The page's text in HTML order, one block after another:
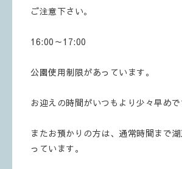
ご注意下さい。
16:00～17:00
公園使用制限があっています。
お迎えの時間がいつもより少々早めで
またお預かりの方は、通常時間まで
っています。